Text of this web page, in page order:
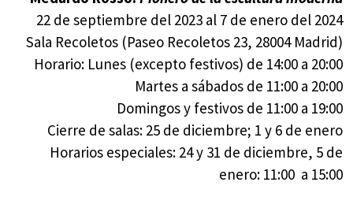
22 de septiembre del 2023 al 7 de enero del 2024
Sala Recoletos (Paseo Recoletos 23, 28004 Madrid)
Horario: Lunes (excepto festivos) de 14:00 a 20:00
Martes a sábados de 11:00 a 20:00
Domingos y festivos de 11:00 a 19:00
Cierre de salas: 25 de diciembre; 1 y 6 de enero
Horarios especiales: 24 y 31 de diciembre, 5 de
enero: 11:00 a 15:00